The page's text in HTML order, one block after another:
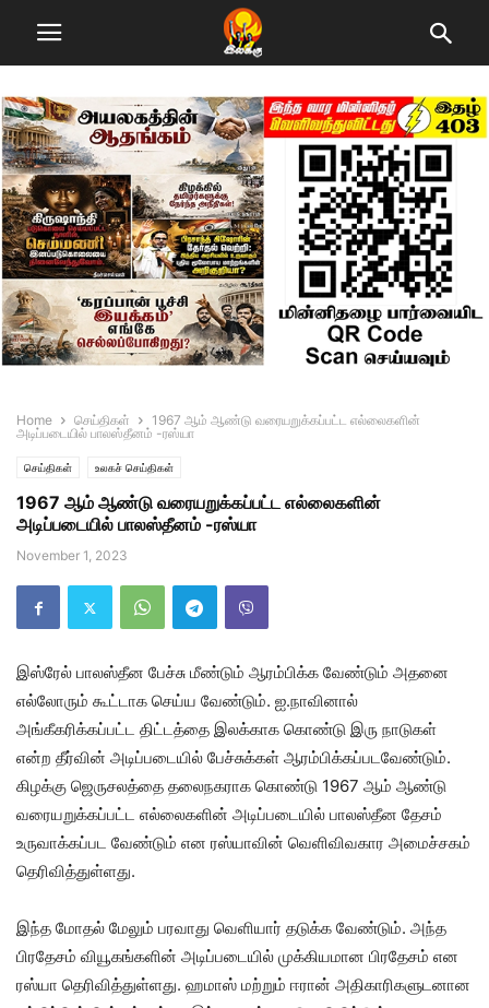
Home செய்திகள்
1967 ஆம் ஆண்டு வரையறுக்கப்பட்ட எல்லைகளின்
அடிப்படையில் பாலஸ்தீனம் -ரஸ்யா
செய்திகள் உலகச் செய்திகள்
1967 ஆம் ஆண்டு வரையறுக்கப்பட்ட எல்லைகளின்
அடிப்படையில் பாலஸ்தீனம் -ரஸ்யா
November 1, 2023
இஸ்ரேல் பாலஸ்தீன பேச்சு மீண்டும் ஆரம்பிக்க வேண்டும் அதனை
எல்லோரும் கூட்டாக செய்ய வேண்டும். ஐ.நாவினால்
அங்கீகரிக்கப்பட்ட திட்டத்தை இலக்காக கொண்டு இரு நாடுகள்
என்ற தீர்வின் அடிப்படையில் பேச்சுக்கள் ஆரம்பிக்கப்படவேண்டும்.
கிழக்கு ஜெருசலத்தை தலைநகராக கொண்டு 1967 ஆம் ஆண்டு
வரையறுக்கப்பட்ட எல்லைகளின் அடிப்படையில் பாலஸ்தீன தேசம்
உருவாக்கப்பட வேண்டும் என ரஸ்யாவின் வெளிவிவகார அமைச்சகம்
தெரிவித்துள்ளது.
இந்த மோதல் மேலும் பரவாது வெளியார் தடுக்க வேண்டும். அந்த
பிரதேசம் வியூகங்களின் அடிப்படையில் முக்கியமான பிரதேசம் என
ரஸ்யா தெரிவித்துள்ளது. ஹமாஸ் மற்றும் ஈரான் அதிகாரிகளுடனான